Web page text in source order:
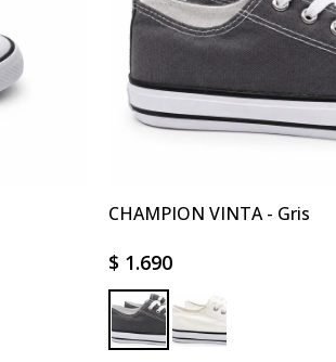
CHAMPION VINTA - Gris
$ 1.690